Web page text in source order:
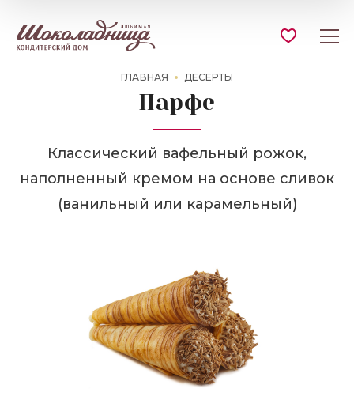
ГЛАВНАЯ ДЕСЕРТЫ
Парфе
Классический вафельный рожок,
наполненный кремом на основе сливок
(ванильный или карамельный)